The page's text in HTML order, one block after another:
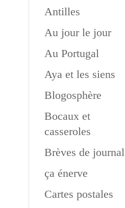
Antilles
Au jour le jour
Au Portugal
Aya et les siens
Blogosphère
Bocaux et
casseroles
Brèves de journal
ça énerve
Cartes postales